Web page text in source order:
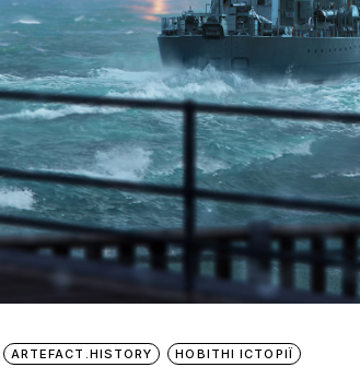
ARTEFACT.HISTORY НОВІТНІ ІСТОРІЇ